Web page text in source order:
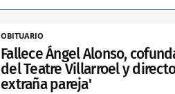
OBITUARIO
Fallece Ángel Alonso,
del Teatre Villarroel y
extraña pareja'